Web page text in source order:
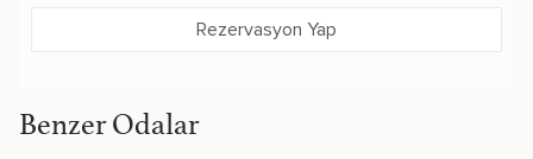
Rezervasyon Yap
Benzer Odalar